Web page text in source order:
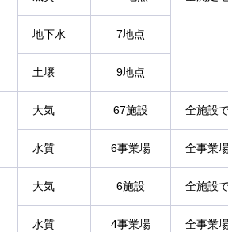
地下水 7地点
土壌 9地点
大気 67施設 全施設で
水質 6事業場 全事業場
大気 6施設 全施設で
水質 4事業場 全事業場